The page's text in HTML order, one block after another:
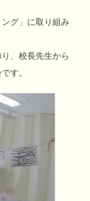
グ」に取り組み
、校長先生から
す。